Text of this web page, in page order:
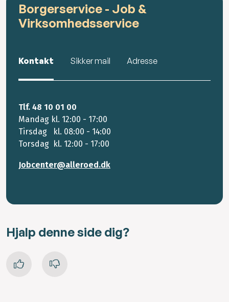
Borgerservice - Job &
Virksomhedsservice
Kontakt Sikker mail Adresse
Tlf. 48 10 01 00
Mandag kl. 12:00 - 17:00
Tirsdag kl. 08:00 - 14:00
Torsdag kl. 12:00 - 17:00
Jobcenter@alleroed.dk
Hjalp denne side dig?